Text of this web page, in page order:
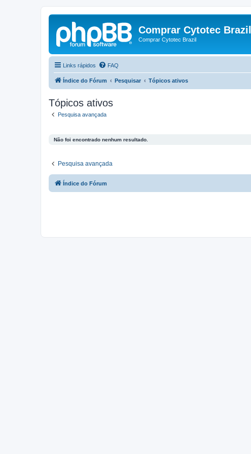
Comprar Cytotec Brazil
Comprar Cytotec Brazil
Links rápidos FAQ
Índice do Fórum Pesquisar Tópicos ativos
Tópicos ativos
Pesquisa avançada
Não foi encontrado nenhum resultado.
Pesquisa avançada
Índice do Fórum